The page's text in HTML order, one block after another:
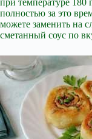
при температуре 180
полностью за это
можете заменить на
сметанный соус по